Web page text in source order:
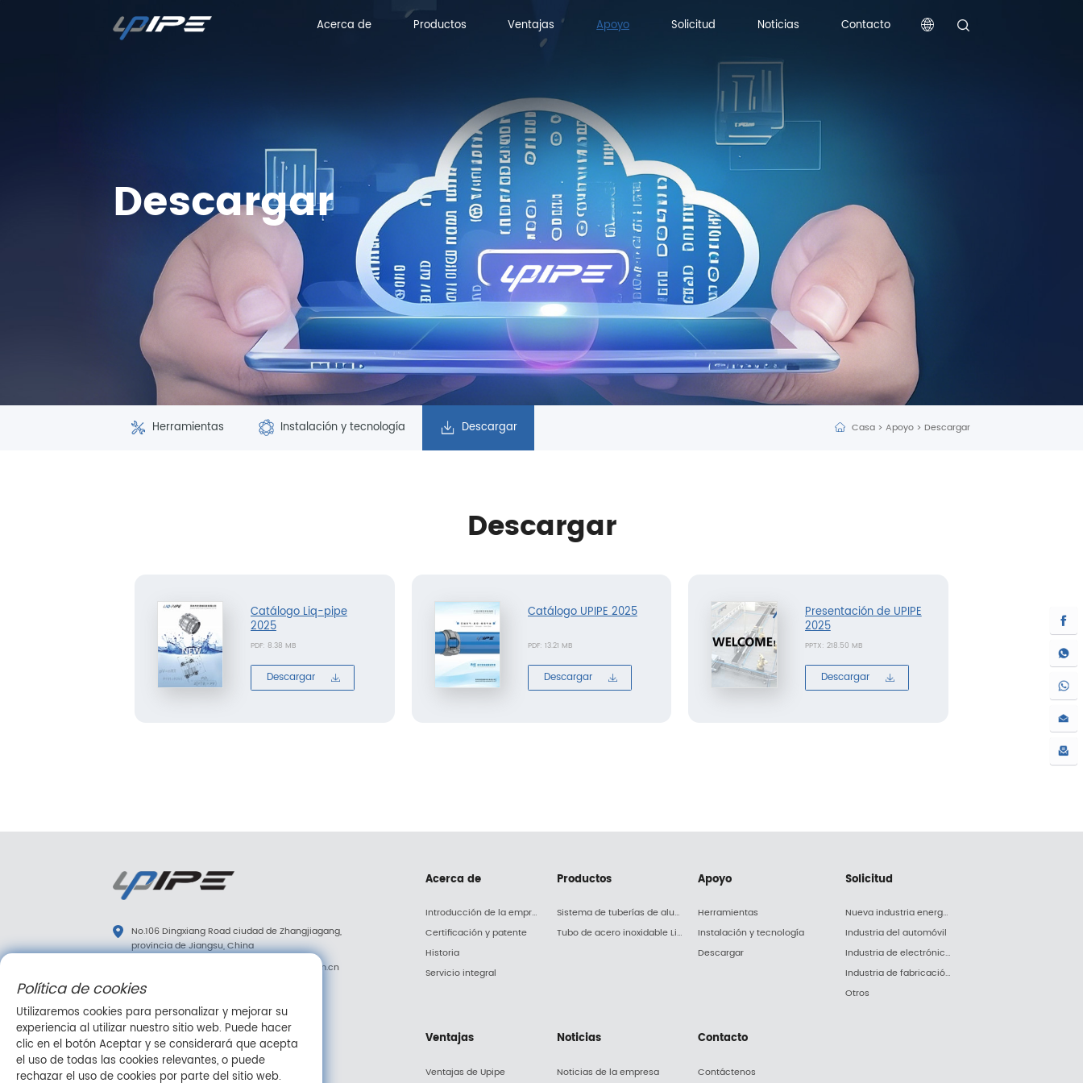
Acerca de Productos
Productos
Ventajas
Ventajas
Apoyo Solicitud Noticias
Noticias
Contacto
Descargar
Casa > Apoyo > Descargar
Herramientas Instalación y tecnología Descargar
Descargar
Catálogo Liq-pipe
2025
PDF: 8.38 MB
Descargar
Catálogo UPIPE 2025
PDF: 13.21 MB
Descargar
Presentación de UPIPE
2025
PPTX: 218.50 MB
Descargar
No.106 Dingxiang Road ciudad de Zhangjiagang,
provincia de Jiangsu, China
info@upipe.com.cn
+86 13773239813
+86 13773239813
Síganos
Acerca de
Introducción de la empresa
Certificación y patente
Historia
Servicio integral
Ventajas
Ventajas de Upipe
Productos
Sistema de tuberías de aluminio Upipe
Tubo de acero inoxidable Liq-pipe
Noticias
Noticias de la empresa
Apoyo
Herramientas
Instalación y tecnología
Descargar
Contacto
Contáctenos
Solicitud
Nueva industria energética
Industria del automóvil
Industria de electrónica y electrodomésticos
Industria de fabricación de maquinaria
Otros
Política de cookies
Utilizaremos cookies para personalizar y mejorar su
experiencia al utilizar nuestro sitio web. Puede hacer
clic en el botón Aceptar y se considerará que acepta
el uso de todas las cookies relevantes, o puede
rechazar el uso de cookies por parte del sitio web.